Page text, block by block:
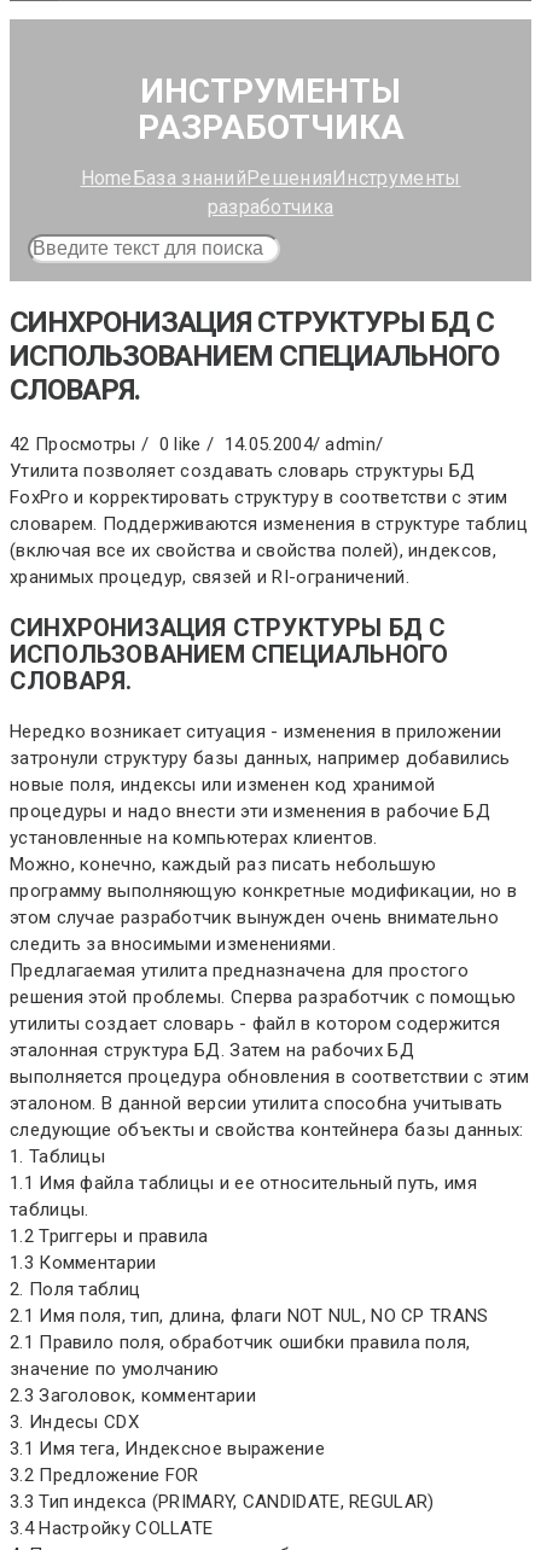
ИНСТРУМЕНТЫ
РАЗРАБОТЧИКА
HomeБаза знанийРешенияИнструменты
разработчика
СИНХРОНИЗАЦИЯ СТРУКТУРЫ БД С
ИСПОЛЬЗОВАНИЕМ СПЕЦИАЛЬНОГО
СЛОВАРЯ.
42 Просмотры / 0 like / 14.05.2004/ admin/
Утилита позволяет создавать словарь структуры БД
FoxPro и корректировать структуру в соответстви с этим
словарем. Поддерживаются изменения в структуре таблиц
(включая все их свойства и свойства полей), индексов,
хранимых процедур, связей и RI-ограничений.
СИНХРОНИЗАЦИЯ СТРУКТУРЫ БД С
ИСПОЛЬЗОВАНИЕМ СПЕЦИАЛЬНОГО
СЛОВАРЯ.
Нередко возникает ситуация - изменения в приложении
затронули структуру базы данных, например добавились
новые поля, индексы или изменен код хранимой
процедуры и надо внести эти изменения в рабочие БД
установленные на компьютерах клиентов.
Можно, конечно, каждый раз писать небольшую
программу выполняющую конкретные модификации, но в
этом случае разработчик вынужден очень внимательно
следить за вносимыми изменениями.
Предлагаемая утилита предназначена для простого
решения этой проблемы. Сперва разработчик с помощью
утилиты создает словарь - файл в котором содержится
эталонная структура БД. Затем на рабочих БД
выполняется процедура обновления в соответствии с этим
эталоном. В данной версии утилита способна учитывать
следующие объекты и свойства контейнера базы данных:
1. Таблицы
1.1 Имя файла таблицы и ее относительный путь, имя
таблицы.
1.2 Триггеры и правила
1.3 Комментарии
2. Поля таблиц
2.1 Имя поля, тип, длина, флаги NOT NUL, NO CP TRANS
2.1 Правило поля, обработчик ошибки правила поля,
значение по умолчанию
2.3 Заголовок, комментарии
3. Индесы CDX
3.1 Имя тега, Индексное выражение
3.2 Предложение FOR
3.3 Тип индекса (PRIMARY, CANDIDATE, REGULAR)
3.4 Настройку COLLATE